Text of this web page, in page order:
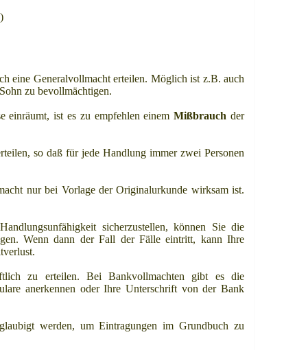
eine Generalvollmacht erteilen. Möglich ist z.B. auch
zu bevollmächtigen.
einräumt, ist es zu empfehlen einemMißbrauch der
so daß für jede Handlung immer zwei Personen
nur bei Vorlage der Originalurkunde wirksam ist.
sicherzustellen, können Sie die
Wenn dann der Fall der Fälle eintritt, kann Ihre
zu erteilen. Bei Bankvollmachten gibt es die
anerkennen oder Ihre Unterschrift von der Bank
werden, um Eintragungen im Grundbuch zu